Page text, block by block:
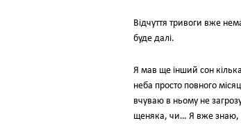
Відчуття тривоги вже
буде далі.
Я мав ще інший сон
неба просто повного
вчуваю в ньому не
щеняка, чи… Я вже знаю,